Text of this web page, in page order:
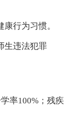
行为习惯。
生违法犯罪
率100%；残疾